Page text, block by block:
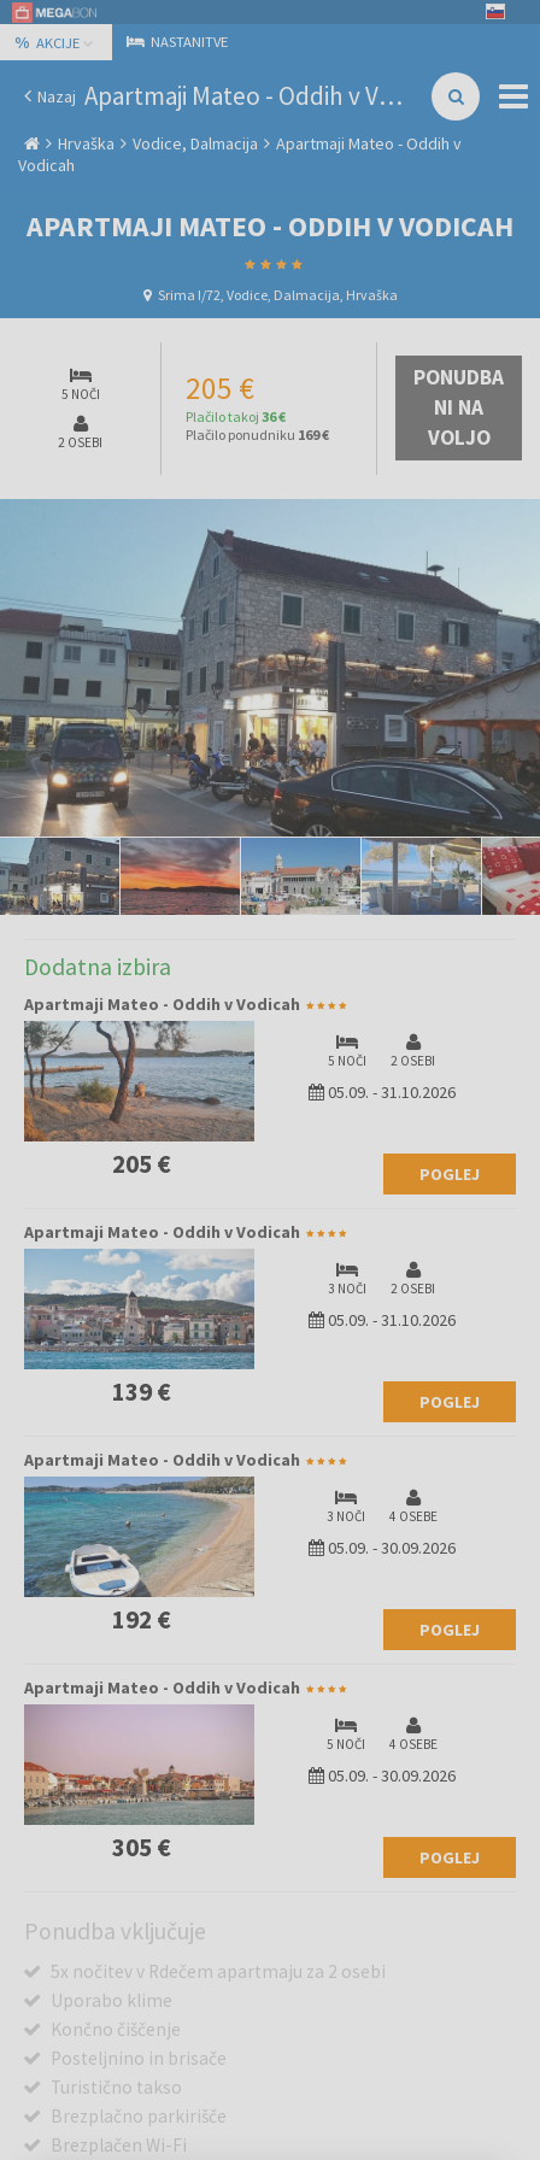
% AKCIJE NASTANITVE
Nazaj Apartmaji Mateo - Oddih v Vodicah
Hrvaška Vodice, Dalmacija
Apartmaji Mateo - Oddih v
Vodicah
APARTMAJI MATEO - ODDIH V VODICAH
Srima I/72, Vodice, Dalmacija, Hrvaška
5 NOČI
2 OSEBI
205 €
Plačilo takoj 36 €
Plačilo ponudniku 169 €
PONUDBA
NI NA
VOLJO
Dodatna izbira
Apartmaji Mateo - Oddih v Vodicah
5 NOČI 2 OSEBI
05.09. -31.10.2026
205 € POGLEJ
Apartmaji Mateo - Oddih v Vodicah
3 NOČI 2 OSEBI
05.09. -31.10.2026
139 € POGLEJ
Apartmaji Mateo - Oddih v Vodicah
3 NOČI 4 OSEBE
05.09. -30.09.2026
192 € POGLEJ
Apartmaji Mateo - Oddih v Vodicah
5 NOČI 4 OSEBE
05.09. -30.09.2026
305 € POGLEJ
Ponudba vključuje
5x nočitev v Rdečem apartmaju za 2 osebi
Uporabo klime
Končno čiščenje
Posteljnino in brisače
Turistično takso
Brezplačno parkirišče
Brezplačen Wi-Fi